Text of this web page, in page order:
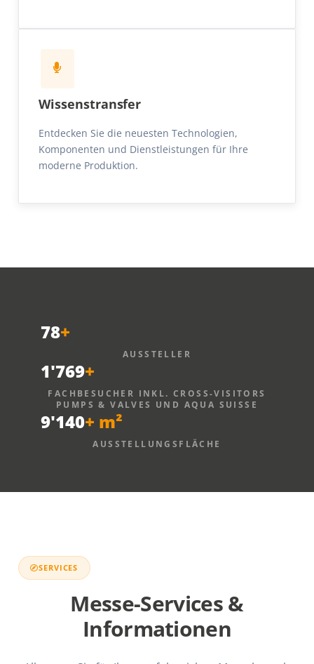
Wissenstransfer
Entdecken Sie die neuesten Technologien,
Komponenten und Dienstleistungen für Ihre
moderne Produktion.
78+
AUSSTELLER
1'769+
FACHBESUCHER INKL. CROSS-VISITORS
PUMPS & VALVES UND AQUA SUISSE
9'140+ m²
AUSSTELLUNGSFLÄCHE
SERVICES
Messe-Services &
Informationen